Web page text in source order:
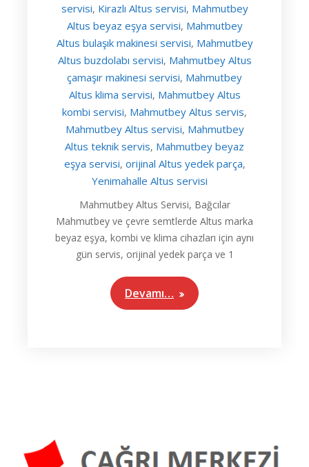
servisi, Kirazlı Altus servisi, Mahmutbey
Altus beyaz eşya servisi, Mahmutbey
Altus bulaşık makinesi servisi, Mahmutbey
Altus buzdolabı servisi, Mahmutbey Altus
çamaşır makinesi servisi, Mahmutbey
Altus klima servisi, Mahmutbey Altus
kombi servisi, Mahmutbey Altus servis,
Mahmutbey Altus servisi, Mahmutbey
Altus teknik servis, Mahmutbey beyaz
eşya servisi, orijinal Altus yedek parça,
Yenimahalle Altus servisi
Mahmutbey Altus Servisi, Bağcılar
Mahmutbey ve çevre semtlerde Altus marka
beyaz eşya, kombi ve klima cihazları için aynı
gün servis, orijinal yedek parça ve 1
Devamı…